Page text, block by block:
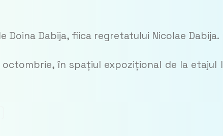
Doina Dabija, fiica regretatului Nicolae Dabija.
în spațiul expozițional de la etajul